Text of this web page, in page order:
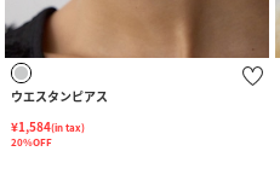
ウエスタンピアス
¥1,584(in tax)
20%OFF